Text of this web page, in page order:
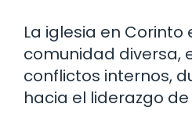
La iglesia en Corinto
comunidad diversa,
conflictos internos,
hacia el liderazgo de